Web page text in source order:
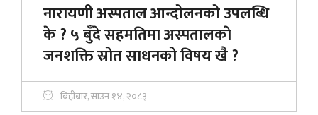
नारायणी अस्पताल आन्दोलनको उपलब्धि
के ? ५ बुँदे सहमतिमा अस्पतालकाे
जनशक्ति स्रोत साधनको विषय खै ?
बिहीबार, साउन १४, २०८३